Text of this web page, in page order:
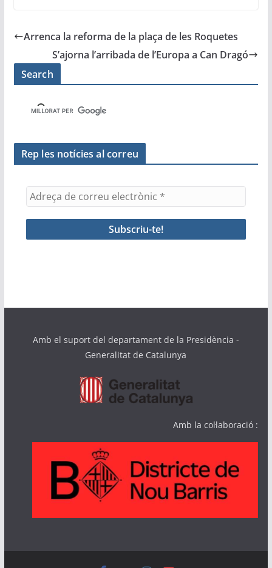
e
b
o
o
k
er l s
A
p
gr
a
p
ar
ix
Arrenca la reforma de la plaça de les Roquetes
S’ajorna l’arribada de l’Europa a Can Dragó
Search
Rep les notícies al correu
Amb el suport del departament de la Presidència -
Generalitat de Catalunya
Amb la col·laboració :